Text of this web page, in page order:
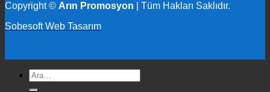
Copyright © Arın Promosyon
| Tüm Hakları Saklıdır.
Sobesoft Web Tasarım
Ara: